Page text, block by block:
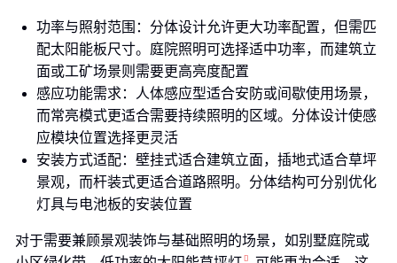
功率与照射范围：分体设计允许更大功率配置，但需匹
配太阳能板尺寸。庭院照明可选择适中功率，而建筑立
面或工矿场景则需要更高亮度配置
感应功能需求：人体感应型适合安防或间歇使用场景，
而常亮模式更适合需要持续照明的区域。分体设计使感
应模块位置选择更灵活
安装方式适配：壁挂式适合建筑立面，插地式适合草坪
景观，而杆装式更适合道路照明。分体结构可分别优化
灯具与电池板的安装位置
对于需要兼顾景观装饰与基础照明的场景，如别墅庭院或